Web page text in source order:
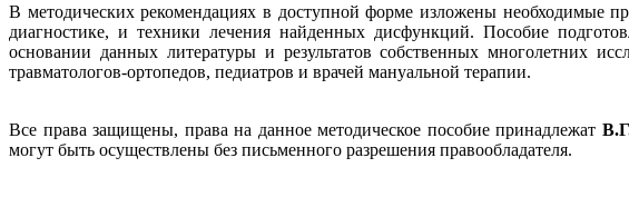
В методических рекомендациях в доступной форме изложены необходимые
диагностике, и техники лечения найденных дисфункций. Пособие
основании данных литературы и результатов собственных многолетних
травматологов-ортопедов, педиатров и врачей мануальной терапии.
Все права защищены, права на данное методическое пособие принадлежат
могут быть осуществлены без письменного разрешения правообладателя.